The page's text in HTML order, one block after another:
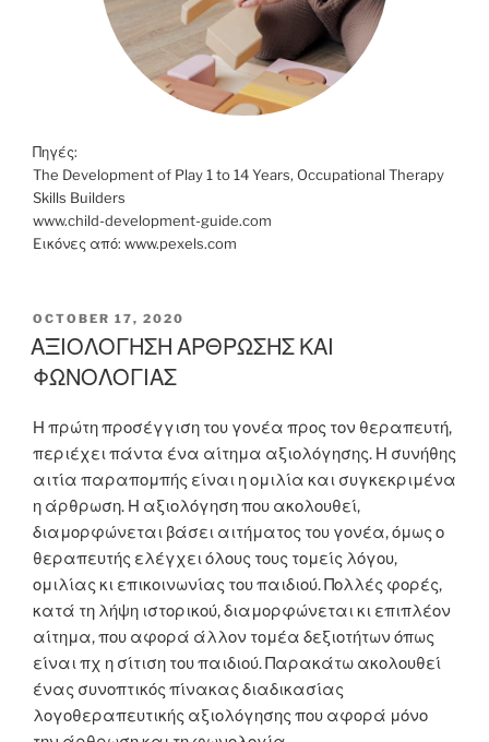
Πηγές:
The Development of Play 1 to 14 Years, Occupational Therapy
Skills Builders
www.child-development-guide.com
Eικόνες από: www.pexels.com
POSTED
ON
OCTOBER 17, 2020
ΑΞΙΟΛΟΓΗΣΗ ΑΡΘΡΩΣΗΣ ΚΑΙ
ΦΩΝΟΛΟΓΙΑΣ
Η πρώτη προσέγγιση του γονέα προς τον θεραπευτή,
περιέχει πάντα ένα αίτημα αξιολόγησης. Η συνήθης
αιτία παραπομπής είναι η ομιλία και συγκεκριμένα
η άρθρωση. Η αξιολόγηση που ακολουθεί,
διαμορφώνεται βάσει αιτήματος του γονέα, όμως ο
θεραπευτής ελέγχει όλους τους τομείς λόγου,
ομιλίας κι επικοινωνίας του παιδιού. Πολλές φορές,
κατά τη λήψη ιστορικού, διαμορφώνεται κι επιπλέον
αίτημα, που αφορά άλλον τομέα δεξιοτήτων όπως
είναι πχ η σίτιση του παιδιού. Παρακάτω ακολουθεί
ένας συνοπτικός πίνακας διαδικασίας
λογοθεραπευτικής αξιολόγησης που αφορά μόνο